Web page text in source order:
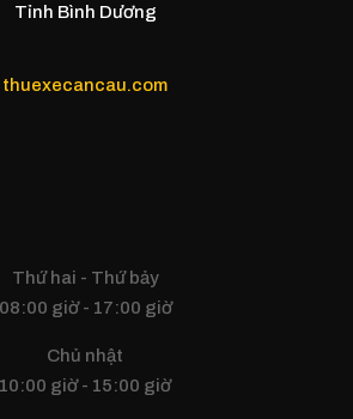
Tỉnh Bình Dương
thuexecancau.com
Thứ hai - Thứ bảy
08:00 giờ - 17:00 giờ
Chủ nhật
10:00 giờ - 15:00 giờ